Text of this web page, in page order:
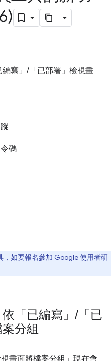
寫」/「已部署」檢視畫
碼
，如要報名參加 Google 使用者研
「已編寫」 / 「已
分組
畫面將檔案分組」 現在會